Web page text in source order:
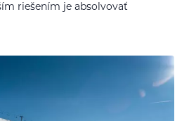
riešením je absolvovať